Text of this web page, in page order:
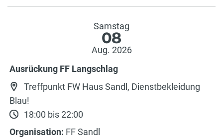
Samstag
08
Aug. 2026
Ausrückung FF Langschlag
Treffpunkt FW Haus Sandl, Dienstbekleidung
Blau!
18:00 bis 22:00
Organisation: FF Sandl